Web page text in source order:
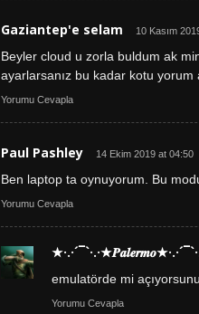
Gaziantep'e selam 10 Kasım
Beyler cloud u zorla buldum ak
ayarlarsanız bu kadar kotu yorum
Yorumu Cevapla
Paul Pashley 14 Ekim 2019 at 04:50
Ben laptop ta oynuyorum. Bu
Yorumu Cevapla
emulatörde mi
Yorumu Cevapla